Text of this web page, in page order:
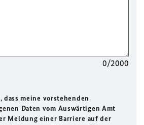
0/2000
meine vorstehenden
Daten vom Auswärtigen Amt
Meldung einer Barriere auf der